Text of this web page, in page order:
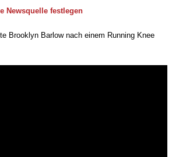
Brooklyn Barlow nach einem Running Knee